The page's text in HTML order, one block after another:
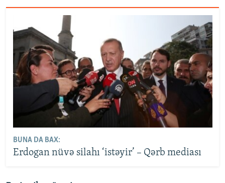
BUNA DA BAX:
Erdogan nüvə silahı ‘istəyir’ – Qərb mediası